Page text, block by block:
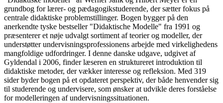
grundbog for lærer- og pædagogikstuderende, der sætter fokus på
centrale didaktiske problemstillinger. Bogen bygger på den
anerkendte tyske bestseller "Didaktische Modelle" fra 1991 og
præsenterer et nøje udvalgt sortiment af teorier og modeller, der
understøtter undervisningsprofessionens arbejde med virkelighedens
mangfoldige udfordringer. I denne danske udgave, udgivet af
Gyldendal i 2006, finder læseren en struktureret introduktion til
didaktiske metoder, der vækker interesse og refleksion. Med 319
sider byder bogen på et opdateret perspektiv, der både henvender sig
til studerende og undervisere, som ønsker at udvikle deres forståelse
for modelleringen af undervisningssituationen.